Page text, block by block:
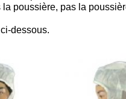
poussière, pas la
dessous.